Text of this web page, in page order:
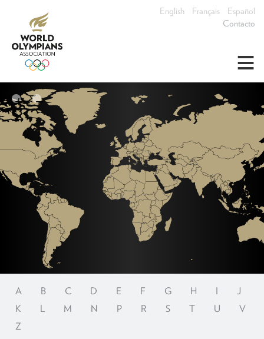
Contacto
English Français Español
≡
+ −
A B C D E F G H I
J
K
L M N P R S T U
V
Z